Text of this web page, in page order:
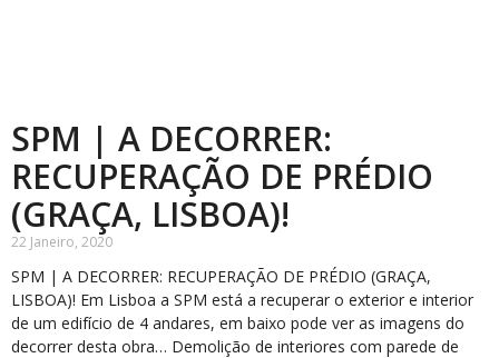
SPM | A DECORRER:
RECUPERAÇÃO DE PRÉDIO
(GRAÇA, LISBOA)!
22 Janeiro, 2020
SPM | A DECORRER: RECUPERAÇÃO DE PRÉDIO (GRAÇA,
LISBOA)! Em Lisboa a SPM está a recuperar o exterior e interior
de um edifício de 4 andares, em baixo pode ver as imagens do
decorrer desta obra… Demolição de interiores com parede de